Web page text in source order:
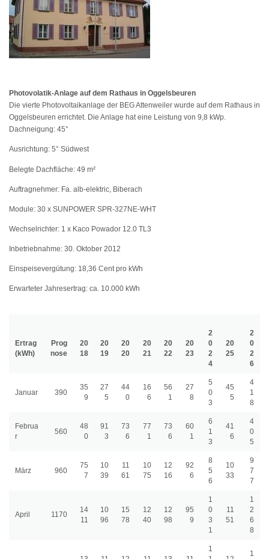
Photovolatik-Anlage auf dem Rathaus in Oggelsbeuren
Die vierte Photovoltaikanlage der BEG Attenweiler wurde auf dem Rathaus in
Oggelsbeuren errichtet. Die Anlage hat eine Leistung von 9,8 kWp.
Dachneigung: 45°
Ausrichtung: 5° Südwest
Belegte Dachfläche: 49 m²
Auftragnehmer: Fa. alb-elektric, Biberach
Module: 30 x SUNPOWER SPR-327NE-WHT
Wechselrichter: 1 x Kaco Powador 12.0 TL3
Inbetriebnahme: 30. Oktober 2012
Einspeisevergütung: 18,36 Cent pro kWh
Erwarteter Jahresertrag: ca. 10.000 kWh
Ertrag
(kWh)
Prog
nose
20
18
20
19
20
20
20
21
20
22
20
23
2
0
2
4
20
25
2
0
2
6
Januar 390
35
9
27
5
44
0
16
6
56
1
27
8
5
0
3
45
5
4
1
8
Februa
r
560
48
0
91
3
73
6
77
1
73
6
60
1
6
1
3
41
6
4
0
5
März 960
75
7
10
39
11
61
10
75
12
16
92
6
8
5
6
10
33
9
7
7
April 1170
14
11
10
96
15
78
12
40
12
98
95
9
1
0
3
1
11
51
1
2
6
8
1
1